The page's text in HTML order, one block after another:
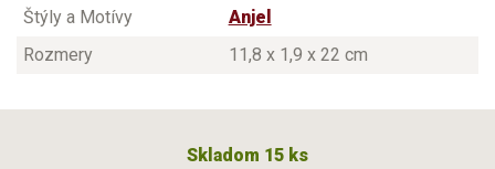
Štýly a Motívy
Anjel
Rozmery
11,8 x 1,9 x 22 cm
Skladom 15 ks